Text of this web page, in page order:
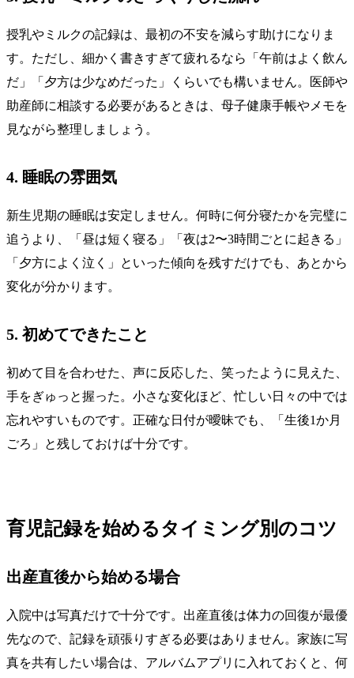
授乳やミルクの記録は、最初の不安を減らす助けになりま
す。ただし、細かく書きすぎて疲れるなら「午前はよく飲ん
だ」「夕方は少なめだった」くらいでも構いません。医師や
助産師に相談する必要があるときは、母子健康手帳やメモを
見ながら整理しましょう。
4. 睡眠の雰囲気
新生児期の睡眠は安定しません。何時に何分寝たかを完璧に
追うより、「昼は短く寝る」「夜は2〜3時間ごとに起きる」
「夕方によく泣く」といった傾向を残すだけでも、あとから
変化が分かります。
5. 初めてできたこと
初めて目を合わせた、声に反応した、笑ったように見えた、
手をぎゅっと握った。小さな変化ほど、忙しい日々の中では
忘れやすいものです。正確な日付が曖昧でも、「生後1か月
ごろ」と残しておけば十分です。
育児記録を始めるタイミング別のコツ
出産直後から始める場合
入院中は写真だけで十分です。出産直後は体力の回復が最優
先なので、記録を頑張りすぎる必要はありません。家族に写
真を共有したい場合は、アルバムアプリに入れておくと、何